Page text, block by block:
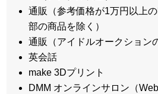
通販（参考価格が1万円以上
部の商品を除く）
通販（アイドルオークション
英会話
make 3Dプリント
DMM オンラインサロン（